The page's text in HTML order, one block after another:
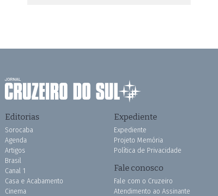
Editorias
Sorocaba
Agenda
Artigos
Brasil
Canal 1
Casa e Acabamento
Cinema
Expediente
Expediente
Projeto Memória
Política de Privacidade
Fale conosco
Fale com o Cruzeiro
Atendimento ao Assinante